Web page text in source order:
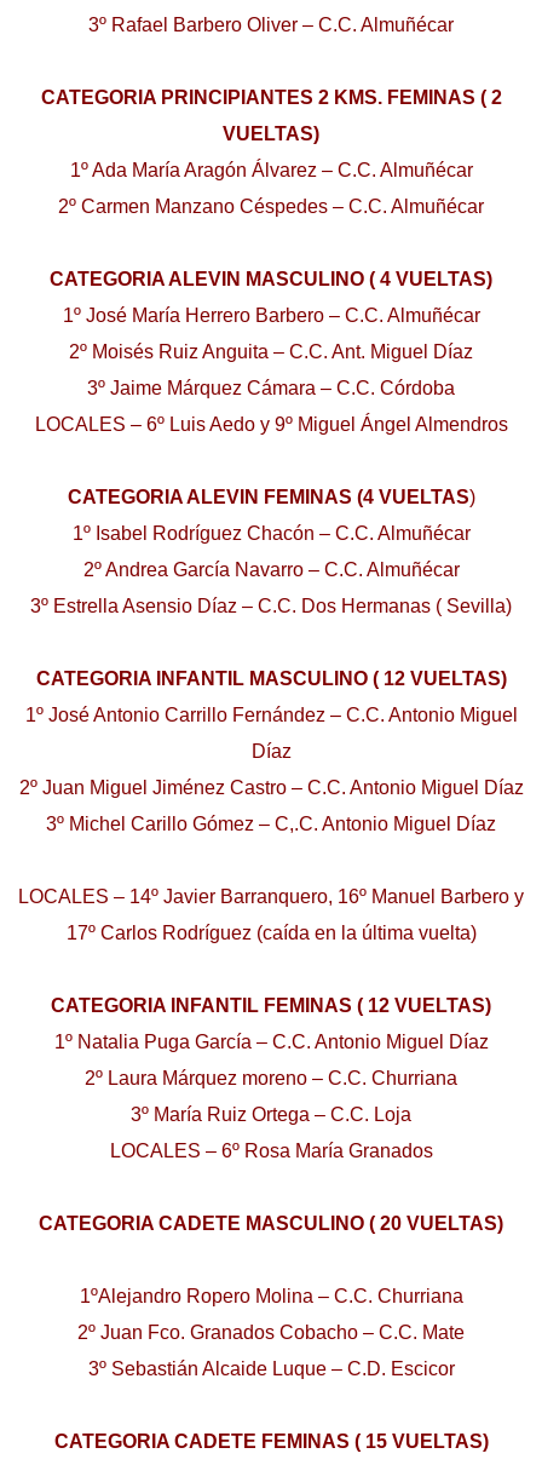
3º Rafael Barbero Oliver – C.C. Almuñécar
CATEGORIA PRINCIPIANTES 2 KMS. FEMINAS ( 2
VUELTAS)
1º Ada María Aragón Álvarez – C.C. Almuñécar
2º Carmen Manzano Céspedes – C.C. Almuñécar
CATEGORIA ALEVIN MASCULINO ( 4 VUELTAS)
1º José María Herrero Barbero – C.C. Almuñécar
2º Moisés Ruiz Anguita – C.C. Ant. Miguel Díaz
3º Jaime Márquez Cámara – C.C. Córdoba
LOCALES – 6º Luis Aedo y 9º Miguel Ángel Almendros
CATEGORIA ALEVIN FEMINAS (4 VUELTAS)
1º Isabel Rodríguez Chacón – C.C. Almuñécar
2º Andrea García Navarro – C.C. Almuñécar
3º Estrella Asensio Díaz – C.C. Dos Hermanas ( Sevilla)
CATEGORIA INFANTIL MASCULINO ( 12 VUELTAS)
1º José Antonio Carrillo Fernández – C.C. Antonio Miguel
Díaz
2º Juan Miguel Jiménez Castro – C.C. Antonio Miguel Díaz
3º Michel Carillo Gómez – C,.C. Antonio Miguel Díaz
LOCALES – 14º Javier Barranquero, 16º Manuel Barbero y
17º Carlos Rodríguez (caída en la última vuelta)
CATEGORIA INFANTIL FEMINAS ( 12 VUELTAS)
1º Natalia Puga García – C.C. Antonio Miguel Díaz
2º Laura Márquez moreno – C.C. Churriana
3º María Ruiz Ortega – C.C. Loja
LOCALES – 6º Rosa María Granados
CATEGORIA CADETE MASCULINO ( 20 VUELTAS)
1ºAlejandro Ropero Molina – C.C. Churriana
2º Juan Fco. Granados Cobacho – C.C. Mate
3º Sebastián Alcaide Luque – C.D. Escicor
CATEGORIA CADETE FEMINAS ( 15 VUELTAS)